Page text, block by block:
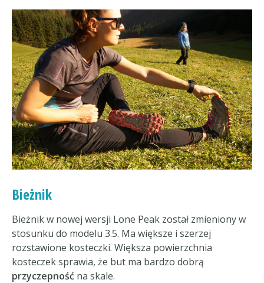
Bieżnik
Bieżnik w nowej wersji Lone Peak został zmieniony w
stosunku do modelu 3.5. Ma większe i szerzej
rozstawione kosteczki. Większa powierzchnia
kosteczek sprawia, że but ma bardzo dobrą
przyczepność na skale.